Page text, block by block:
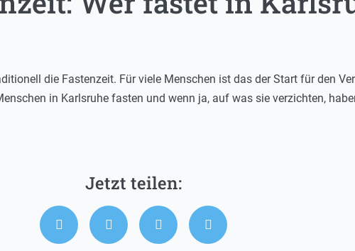
die Fastenzeit. Für viele Menschen ist das der Start für den
in Karlsruhe fasten und wenn ja, auf was sie verzichten,